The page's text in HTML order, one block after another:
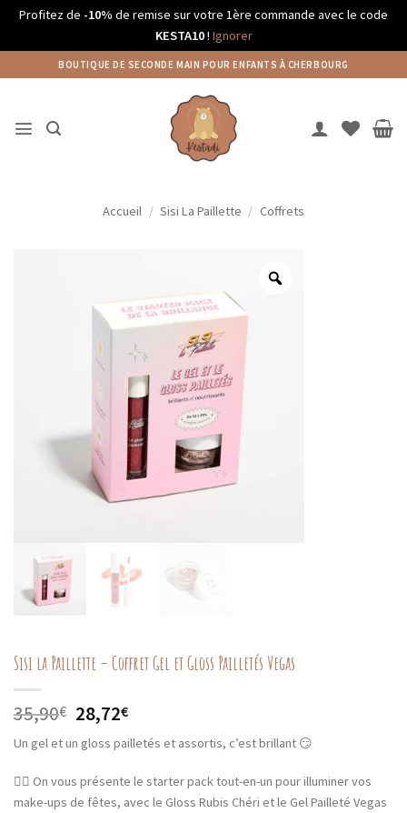
Profitez de -10% de remise sur votre 1ère commande avec le code
KESTA10! Ignorer
au
BOUTIQUE DE SECONDE MAIN POUR ENFANTS À CHERBOURG
Accueil / Sisi La Paillette / Coffrets
Sisi la Paillette – Coffret Gel et Gloss Pailletés Vegas
35,90€ Le
prix
initial
était :
35,90€.
28,72€Le
prix
actuel
est :
28,72€.
Un gel et un gloss pailletés et assortis, c’est brillant 😏
❤️‍🔥 On vous présente le starter pack tout-en-un pour illuminer vos
make-ups de fêtes, avec le Gloss Rubis Chéri et le Gel Pailleté Vegas